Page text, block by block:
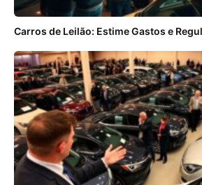
Carros de Leilão: Estime Gastos e